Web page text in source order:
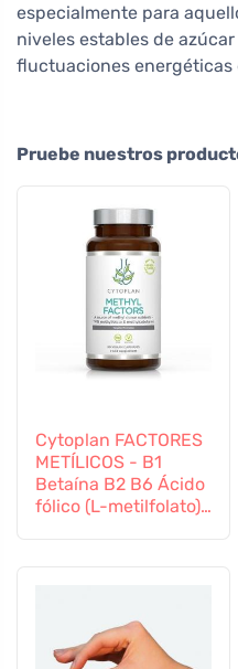
especialmente para
niveles estables de
fluctuaciones energéticas
Pruebe nuestros
Cytoplan FACTORES
METÍLICOS - B1
Betaína B2 B6 Ácido
fólico (L-metilfolato)